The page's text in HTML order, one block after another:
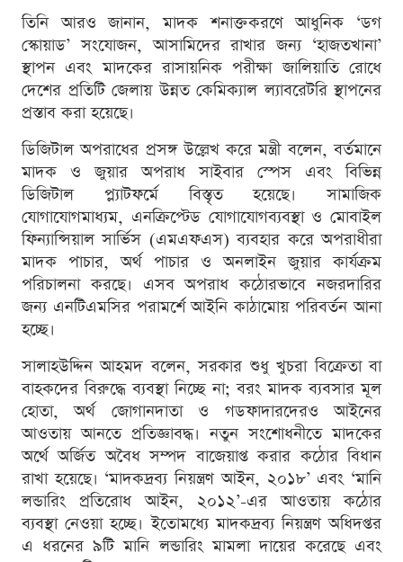
তিনি আরও জানান, মাদক শনাক্তকরণে আধুনিক ‘ডগ
স্কোয়াড’ সংযোজন, আসামিদের রাখার জন্য ‘হাজতখানা’
স্থাপন এবং মাদকের রাসায়নিক পরীক্ষা জালিয়াতি রোধে
দেশের প্রতিটি জেলায় উন্নত কেমিক্যাল ল্যাবরেটরি স্থাপনের
প্রস্তাব করা হয়েছে।
ডিজিটাল অপরাধের প্রসঙ্গ উল্লেখ করে মন্ত্রী বলেন, বর্তমানে
মাদক ও জুয়ার অপরাধ সাইবার স্পেস এবং বিভিন্ন
ডিজিটাল প্ল্যাটফর্মে বিস্তৃত হয়েছে। সামাজিক
যোগাযোগমাধ্যম, এনক্রিপ্টেড যোগাযোগব্যবস্থা ও মোবাইল
ফিন্যান্সিয়াল সার্ভিস (এমএফএস) ব্যবহার করে অপরাধীরা
মাদক পাচার, অর্থ পাচার ও অনলাইন জুয়ার কার্যক্রম
পরিচালনা করছে। এসব অপরাধ কঠোরভাবে নজরদারির
জন্য এনটিএমসির পরামর্শে আইনি কাঠামোয় পরিবর্তন আনা
হচ্ছে।
সালাহউদ্দিন আহমদ বলেন, সরকার শুধু খুচরা বিক্রেতা বা
বাহকদের বিরুদ্ধে ব্যবস্থা নিচ্ছে না; বরং মাদক ব্যবসার মূল
হোতা, অর্থ জোগানদাতা ও গডফাদারদেরও আইনের
আওতায় আনতে প্রতিজ্ঞাবদ্ধ। নতুন সংশোধনীতে মাদকের
অর্থে অর্জিত অবৈধ সম্পদ বাজেয়াপ্ত করার কঠোর বিধান
রাখা হয়েছে। ‘মাদকদ্রব্য নিয়ন্ত্রণ আইন, ২০১৮’ এবং ‘মানি
লন্ডারিং প্রতিরোধ আইন, ২০১২’-এর আওতায় কঠোর
ব্যবস্থা নেওয়া হচ্ছে। ইতোমধ্যে মাদকদ্রব্য নিয়ন্ত্রণ অধিদপ্তর
এ ধরনের ৯টি মানি লন্ডারিং মামলা দায়ের করেছে এবং